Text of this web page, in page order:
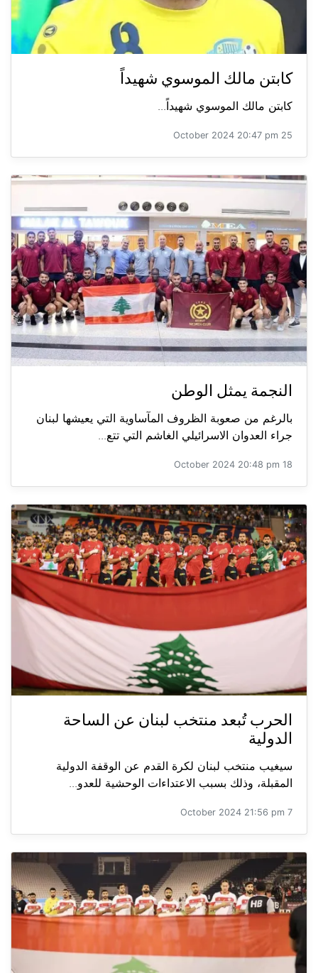
كابتن مالك الموسوي شهيداً
كابتن مالك الموسوي شهيداً...
25 October 2024 20:47 pm
النجمة يمثل الوطن
بالرغم من صعوبة الظروف المآساوية التي يعيشها لبنان
جراء العدوان الاسرائيلي الغاشم التي تتع...
18 October 2024 20:48 pm
الحرب تُبعد منتخب لبنان عن الساحة
الدولية
سيغيب منتخب لبنان لكرة القدم عن الوقفة الدولية
المقبلة، وذلك بسبب الاعتداءات الوحشية للعدو...
7 October 2024 21:56 pm